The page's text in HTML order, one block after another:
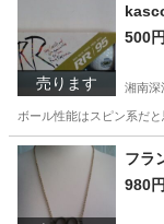
売ります
500円
湘南深
ボール性能はスピン系だと
神奈川 鎌倉市 フラ
980円